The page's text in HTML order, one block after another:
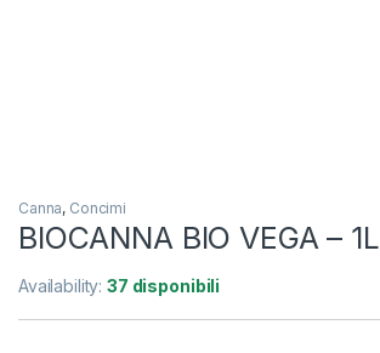
Canna, Concimi
BIOCANNA BIO VEGA – 1L
Availability:37 disponibili